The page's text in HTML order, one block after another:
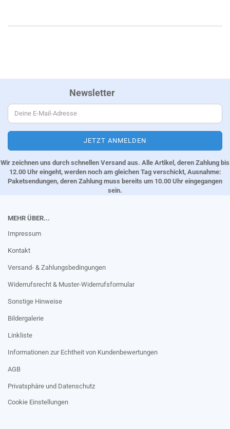
Newsletter
Wir zeichnen uns durch schnellen Versand aus. Alle Artikel, deren Zahlung bis
12.00 Uhr eingeht, werden noch am gleichen Tag verschickt, Ausnahme:
Paketsendungen, deren Zahlung muss bereits um 10.00 Uhr eingegangen
sein.
MEHR ÜBER...
Impressum
Kontakt
Versand- & Zahlungsbedingungen
Widerrufsrecht & Muster-Widerrufsformular
Sonstige Hinweise
Bildergalerie
Linkliste
Informationen zur Echtheit von Kundenbewertungen
AGB
Privatsphäre und Datenschutz
Cookie Einstellungen